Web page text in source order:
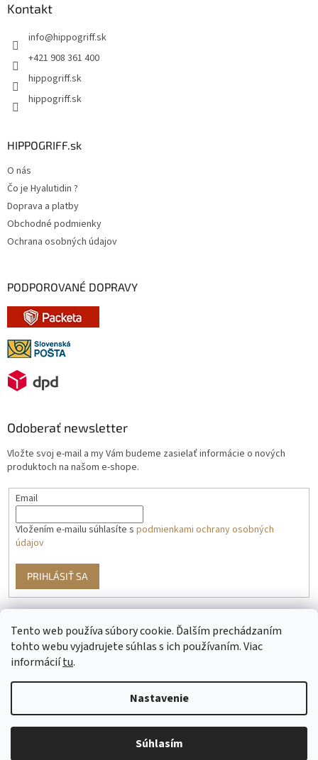
Tento web používa súbory cookie. Ďalším prechádzaním
tohto webu vyjadrujete súhlas s ich používaním. Viac
informáciítu.
Nastavenie
Súhlasím
Kontakt
info@hippogriff.sk
+421 908 361 400
hippogriff.sk
hippogriff.sk
HIPPOGRIFF.sk
O nás
Čo je Hyalutidin ?
Doprava a platby
Obchodné podmienky
Ochrana osobných údajov
PODPOROVANÉ DOPRAVY
Odoberať newsletter
Vložte svoj e-mail a my Vám budeme zasielať informácie o nových
produktoch na našom e-shope.
Email
Vložením e-mailu súhlasíte s podmienkami ochrany osobných
údajov
PRIHLÁSIŤ SA
g
Vytvoril Shoptet
HIPPOGRIFF.sk. Všetky práva vyhradené.